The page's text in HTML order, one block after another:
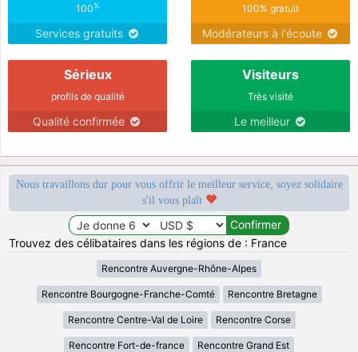
100%
Services gratuits
100% gratuit
Modérateurs à l'écoute
Sérieux
profils de qualité
Qualité confirmée
Visiteurs
Très visité
Le meilleur
Nous travaillons dur pour vous offrir le meilleur service, soyez solidaire
s'il vous plaît
Trouvez des célibataires dans les régions de : France
Rencontre Auvergne-Rhône-Alpes
Rencontre Bourgogne-Franche-Comté Rencontre Bretagne
Rencontre Centre-Val de Loire Rencontre Corse
Rencontre Fort-de-france Rencontre Grand Est